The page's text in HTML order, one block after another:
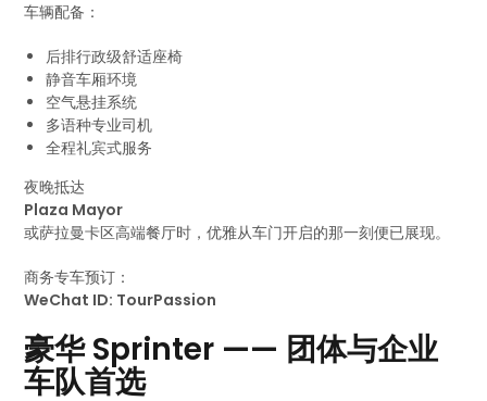
车辆配备：
后排行政级舒适座椅
静音车厢环境
空气悬挂系统
多语种专业司机
全程礼宾式服务
夜晚抵达
Plaza Mayor
或萨拉曼卡区高端餐厅时，优雅从车门开启的那一刻便已展现。
商务专车预订：
WeChat ID: TourPassion
豪华 Sprinter —— 团体与企业
车队首选